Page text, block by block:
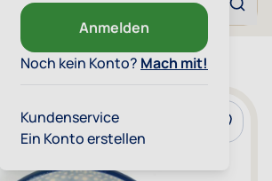
Anmelden
Noch kein Konto? Mach mit!
Kundenservice
Ein Konto erstellen
Schale Rund - Symphony
Zur